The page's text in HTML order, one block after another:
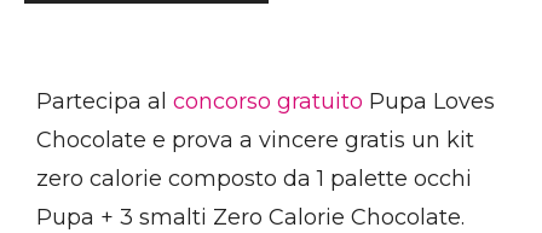
Partecipa al concorso gratuito Pupa Loves
Chocolate e prova a vincere gratis un kit
zero calorie composto da 1 palette occhi
Pupa + 3 smalti Zero Calorie Chocolate.